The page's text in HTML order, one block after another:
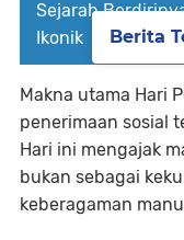
Sejarah
Ikonik
Makna utama Hari
penerimaan sosial
Hari ini mengajak
bukan sebagai
keberagaman
Berita